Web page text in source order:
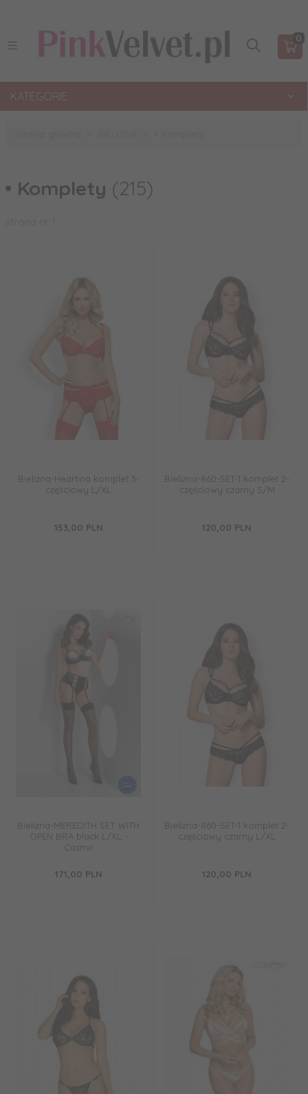
0
KATEGORIE
• Komplety (215)
Bielizna-Heartina komplet 3-
częściowy L/XL
153,00 PLN
Bielizna-860-SET-1 komplet 2-
częściowy czarny S/M
120,00 PLN
Bielizna-MEREDITH SET WITH
OPEN BRA black L/XL -
Casmir
171,00 PLN
Bielizna-860-SET-1 komplet 2-
częściowy czarny L/XL
120,00 PLN